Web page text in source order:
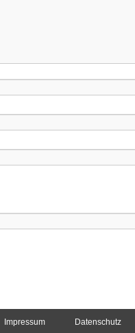
Impressum Datenschutz